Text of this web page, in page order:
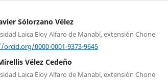
Sólorzano Vélez
Laica Eloy Alfaro de Manabí, extensión Chone
0000-0001-9373-9645
Vélez Cedeño
Laica Eloy Alfaro de Manabí, extensión Chone